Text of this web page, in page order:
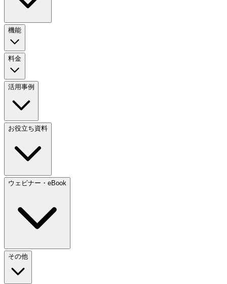
機能
料金
活用事例
お役立ち資料
ウェビナー・eBook
その他